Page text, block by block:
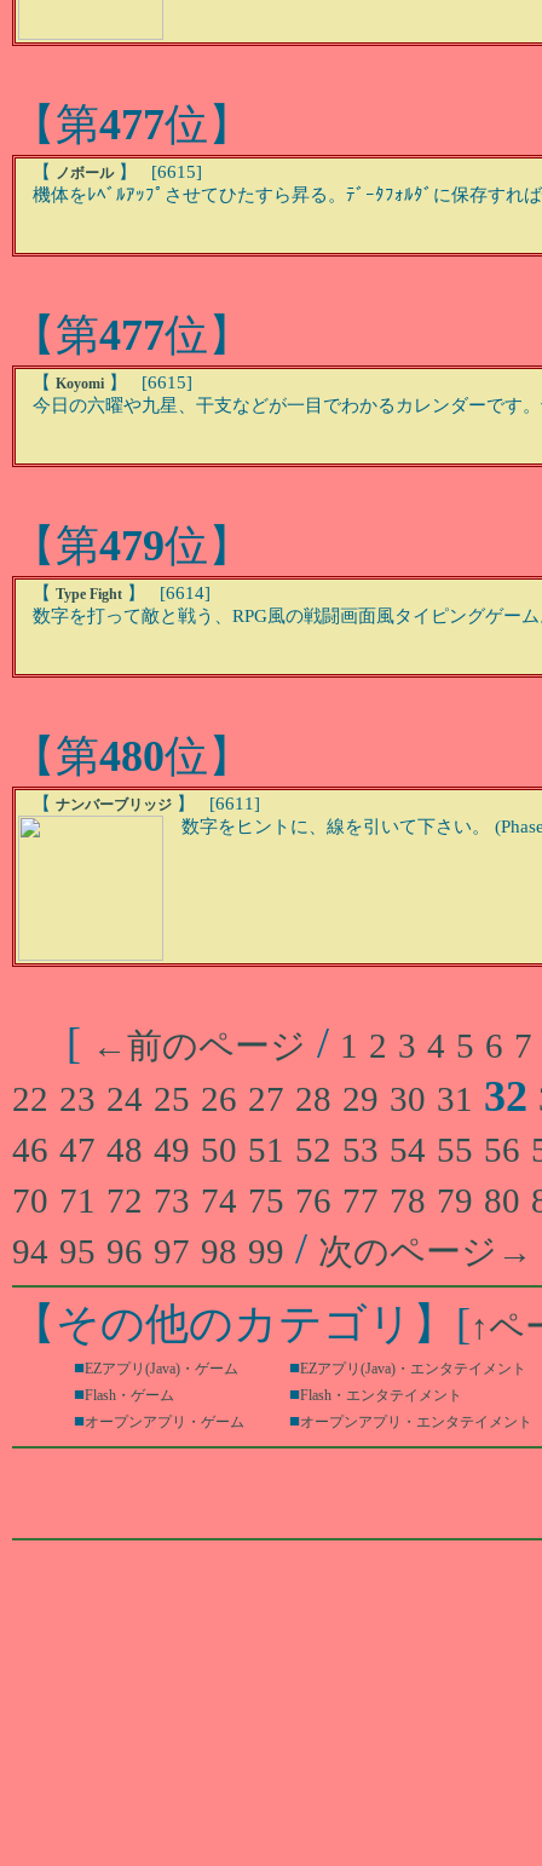
【第477位】
【 ノボール】 [6615]
機体をﾚﾍﾞﾙｱｯﾌﾟさせてひたすら昇る。ﾃﾞｰﾀﾌｫﾙﾀﾞに保存すれ
【第477位】
【 Koyomi 】 [6615]
今日の六曜や九星、干支などが一目でわかるカレンダーです
【第479位】
【 Type Fight 】 [6614]
数字を打って敵と戦う、RPG風の戦闘画面風タイピングゲー
【第480位】
【 ナンバーブリッジ 】 [6611]
数字をヒントに、線を引いて下さい。
[ ←前のページ / 1 2 3 4 5 6 7
22 23 24 25 26 27 28 29 30 31 32
46 47 48 49 50 51 52 53 54 55 56
70 71 72 73 74 75 76 77 78 79 80
94 95 96 97 98 99 / 次のページ→
【その他のカテゴリ】 [↑ペ
■EZアプリ(Java)・ゲーム ■EZアプリ(Java)・エンタテイメント
■Flash・ゲーム ■Flash・エンタテイメント
■オープンアプリ・ゲーム ■オープンアプリ・エンタテイメント